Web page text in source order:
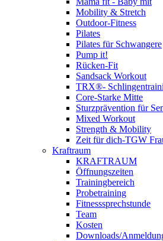
Mobility & Stretch
Outdoor-Fitness
Pilates
Pilates für Schwangere
Pump it!
Rücken-Fit
Sandsack Workout
TRX®-
Core-Starke Mitte
Sturzprävention für
Mixed Workout
Strength & Mobility
Zeit für dich-TGW
Kraftraum
KRAFTRAUM
Öffnungszeiten
Trainingbereich
Probetraining
Fitnesssprechstunde
Team
Kosten
Downloads/